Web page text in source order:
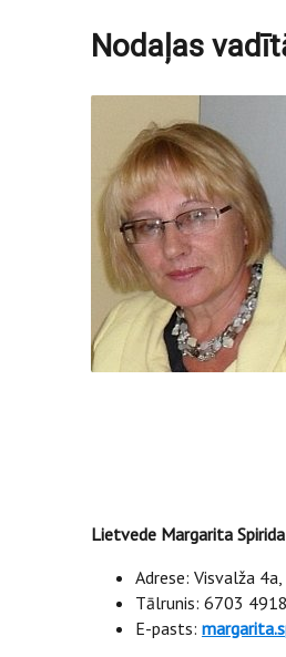
Nodaļas
Lietvede Margarita Spirida
Adrese: Visvalža
Tālrunis: 6703 4918
E-pasts: